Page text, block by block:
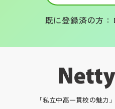
既に登録済の方：
「私立中高一貫校の魅力